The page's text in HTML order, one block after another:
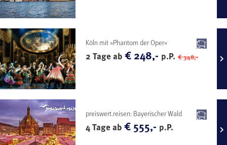
Köln mit »Phantom der Oper«
2 Tage ab€ 248,- p.P. € 348,-
preiswert.reisen: Bayerischer Wald
4 Tage ab€ 555,- p.P.